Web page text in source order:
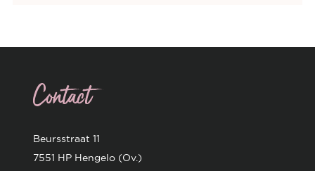
Contact
Beursstraat 11
7551 HP Hengelo (Ov.)